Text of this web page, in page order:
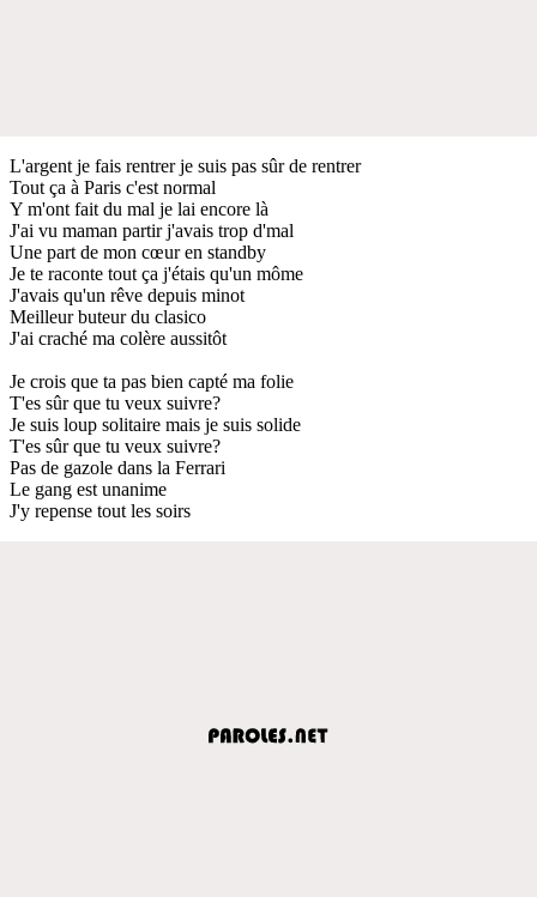
L'argent je fais rentrer je suis pas sûr de rentrer
Tout ça à Paris c'est normal
Y m'ont fait du mal je lai encore là
J'ai vu maman partir j'avais trop d'mal
Une part de mon cœur en standby
Je te raconte tout ça j'étais qu'un môme
J'avais qu'un rêve depuis minot
Meilleur buteur du clasico
J'ai craché ma colère aussitôt
Je crois que ta pas bien capté ma folie
T'es sûr que tu veux suivre?
Je suis loup solitaire mais je suis solide
T'es sûr que tu veux suivre?
Pas de gazole dans la Ferrari
Le gang est unanime
J'y repense tout les soirs